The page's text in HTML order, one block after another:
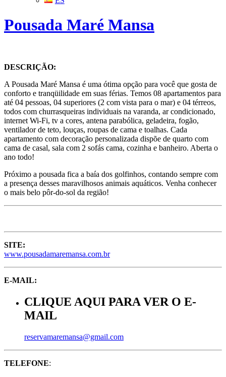
Pousada Maré Mansa
DESCRIÇÃO:
A Pousada Maré Mansa é uma ótima opção para você que gosta de
conforto e tranqüilidade em suas férias. Temos 08 apartamentos para
até 04 pessoas, 04 superiores (2 com vista para o mar) e 04 térreos,
todos com churrasqueiras individuais na varanda, ar condicionado,
internet Wi-Fi, tv a cores, antena parabólica, geladeira, fogão,
ventilador de teto, louças, roupas de cama e toalhas. Cada
apartamento com decoração personalizada dispõe de quarto com
cama de casal, sala com 2 sofás cama, cozinha e banheiro. Aberta o
ano todo!
Próximo a pousada fica a baía dos golfinhos, contando sempre com
a presença desses maravilhosos animais aquáticos. Venha conhecer
o mais belo pôr-do-sol da região!
SITE:
www.pousadamaremansa.com.br
E-MAIL:
CLIQUE AQUI PARA VER O E-
MAIL
reservamaremansa@gmail.com
TELEFONE: